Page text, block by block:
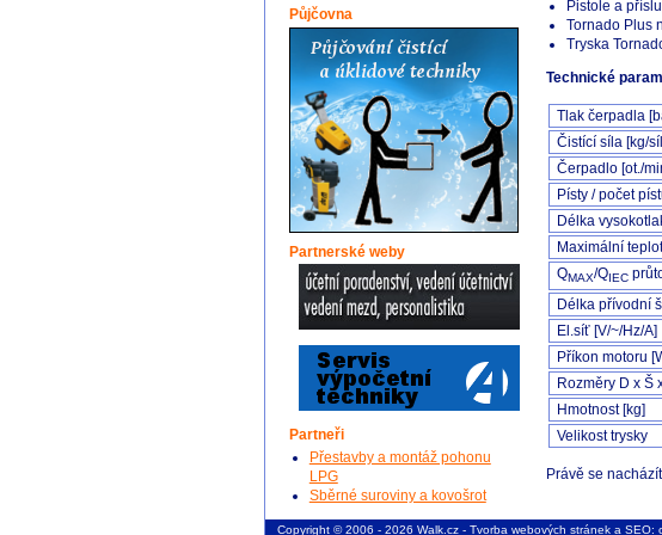
Pistole a
Tornado Plus
Tryska
Technické
Tlak čerpadla
Čistící síla [kg/
Čerpadlo [ot./
Písty / počet
Délka
Maximální
QMAX/QIEC
Délka přívodní
El.síť [V/~/Hz/A]
Příkon motoru
Rozměry D x Š
Hmotnost [kg]
Velikost trysky
Právě se
Půjčovna
Partnerské weby
Partneři
Přestavby a montáž pohonu
LPG
Sběrné suroviny a kovošrot
Copyright © 2006 - 2026 Walk.cz - Tvorba webových stránek a SEO: